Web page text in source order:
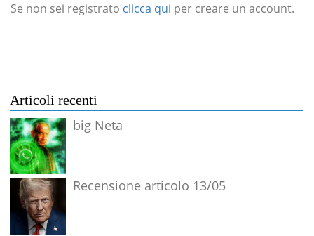
Se non sei registrato clicca qui per creare un account.
Articoli recenti
big Neta
Recensione articolo 13/05